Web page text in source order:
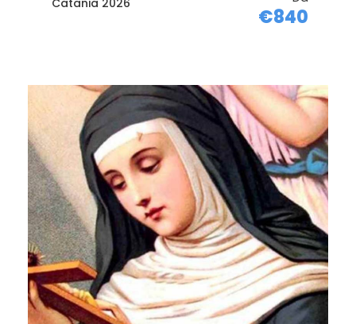
€840
Catania 2026